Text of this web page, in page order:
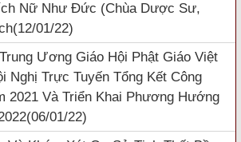
Nữ Như Đức (chùa Dược Sư,
(12/01/22)
Ương Giáo Hội Phật Giáo Việt
Nghị Trực Tuyến Tổng Kết Công
2021 Và Triển Khai Phương Hướng
(06/01/22)